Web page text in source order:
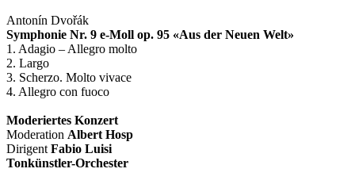
Antonín Dvořák
Symphonie Nr. 9 e-Moll op. 95 «Aus der Neuen Welt»
1. Adagio – Allegro molto
2. Largo
3. Scherzo. Molto vivace
4. Allegro con fuoco
Moderiertes Konzert
Moderation Albert Hosp
Dirigent Fabio Luisi
Tonkünstler-Orchester